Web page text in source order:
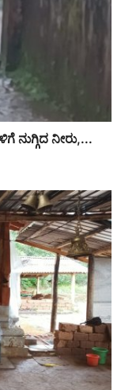
ನುಗ್ಗಿದ ನೀರು,...